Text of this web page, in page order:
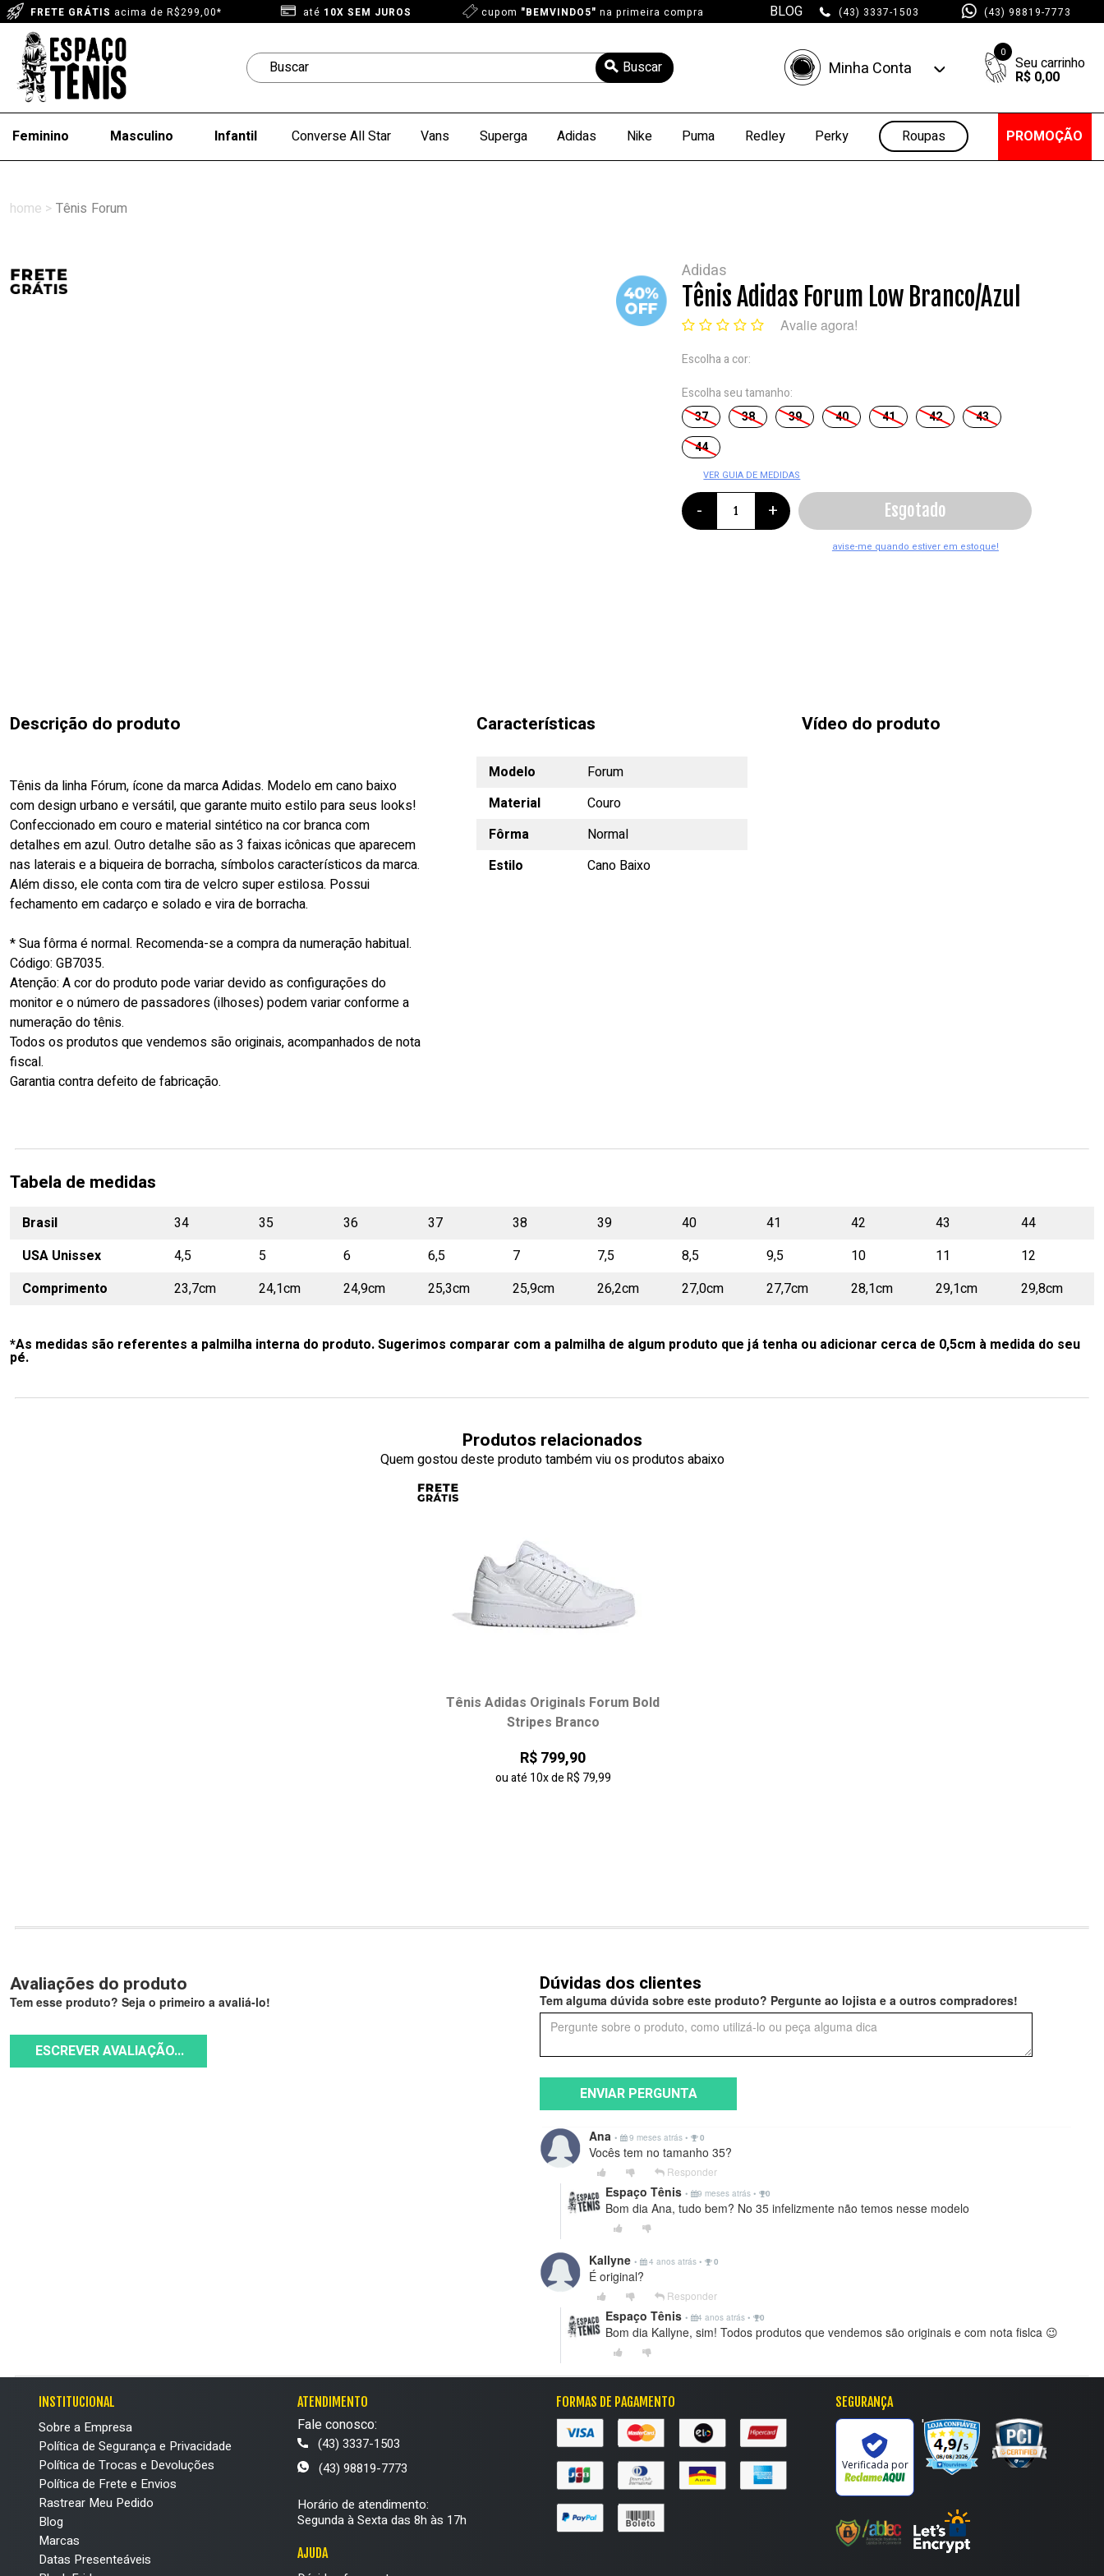
FRETE GRÁTIS acima de R$299,00* até 10X SEM JUROS cupom "BEMVINDO5" na primeira compra BLOG (43) 3337-1503 (43) 98819-7773
Minha Conta
Minhas Compras
0
R$ 0,00
Feminino Masculino Infantil Converse All Star Vans Superga Adidas Nike Puma Redley Perky Roupas PROMOÇÃO
Tênis Forum
Adidas
Tênis Adidas Forum Low Branco/Azul
Avalie agora!
Escolha a cor:
Escolha seu tamanho:
37
38 39 40 41 42
43
44
VER GUIA DE MEDIDAS
- +
Descrição do produto
Tênis da linha Fórum, ícone da marca Adidas. Modelo em cano baixo
com design urbano e versátil, que garante muito estilo para seus looks!
Confeccionado em couro e material sintético na cor branca com
detalhes em azul. Outro detalhe são as 3 faixas icônicas que aparecem
nas laterais e a biqueira de borracha, símbolos característicos da marca.
Além disso, ele conta com tira de velcro super estilosa. Possui
fechamento em cadarço e solado e vira de borracha.
* Sua fôrma é normal. Recomenda-se a compra da numeração habitual.
Código: GB7035.
Atenção: A cor do produto pode variar devido as configurações do
monitor e o número de passadores (ilhoses) podem variar conforme a
numeração do tênis.
Todos os produtos que vendemos são originais, acompanhados de nota
fiscal.
Garantia contra defeito de fabricação.
Características
Modelo
Forum
Material
Couro
Fôrma
Normal
Estilo
Cano Baixo
Vídeo do produto
Tabela de medidas
Brasil 34 35 36 37 38 39 40 41 42 43
44
USA Unissex
4,5 5 6 6,5 7 7,5 8,5 9,5 10 11
12
Comprimento
23,7cm 24,1cm 24,9cm 25,3cm 25,9cm 26,2cm 27,0cm 27,7cm 28,1cm 29,1cm 29,8cm
*As medidas são referentes a palmilha interna do produto. Sugerimos comparar com a palmilha de algum produto que já tenha ou adicionar cerca de 0,5cm à medida do seu
pé.
Produtos relacionados
Quem gostou deste produto também viu os produtos abaixo
Tênis Adidas Originals Forum Bold
Stripes Branco
R$ 799,90
ou até 10xdeR$ 79,99
Avaliações do produto
Tem esse produto? Seja o primeiro a avaliá-lo!
ESCREVER AVALIAÇÃO...
Dúvidas dos clientes
Tem alguma dúvida sobre este produto? Pergunte ao lojista e a outros compradores!
ENVIAR PERGUNTA
Ana • 9 meses atrás • 0
Vocês tem no tamanho 35?
Responder
Espaço Tênis • 9 meses atrás • 0
Bom dia Ana, tudo bem? No 35 infelizmente não temos nesse modelo
Kallyne • 4 anos atrás • 0
É original?
Responder
Espaço Tênis • 4 anos atrás • 0
Bom dia Kallyne, sim! Todos produtos que vendemos são originais e com nota fislca 😉
INSTITUCIONAL
Sobre a Empresa
Política de Segurança e Privacidade
Política de Trocas e Devoluções
Política de Frete e Envios
Rastrear Meu Pedido
Blog
Marcas
Datas Presenteáveis
ATENDIMENTO
Fale conosco:
(43) 3337-1503
(43) 98819-7773
Horário de atendimento:
Segunda à Sexta das 8h às 17h
AJUDA
FORMAS DE PAGAMENTO SEGURANÇA
Verificada por
'